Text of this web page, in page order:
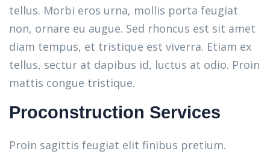
tellus. Morbi eros urna, mollis porta feugiat
non, ornare eu augue. Sed rhoncus est sit amet
diam tempus, et tristique est viverra. Etiam ex
tellus, sectur at dapibus id, luctus at odio. Proin
mattis congue tristique.
Proconstruction Services
Proin sagittis feugiat elit finibus pretium.